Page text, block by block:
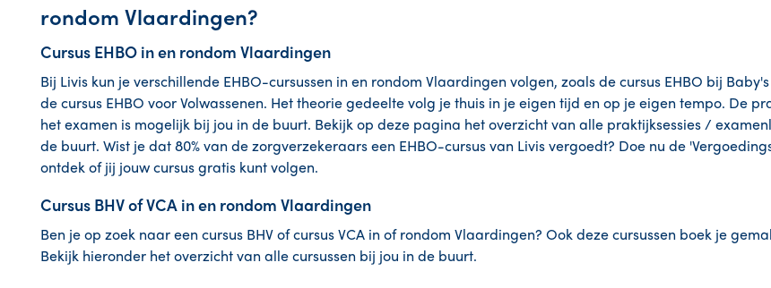
rondom Vlaardingen?
Cursus EHBO in en rondom Vlaardingen
Bij Livis kun je verschillende EHBO-cursussen in en rondom Vlaardingen volgen, zoals de cursus EHBO bij
de cursus EHBO voor Volwassenen. Het theorie gedeelte volg je thuis in je eigen tijd en op je eigen tempo. De
het examen is mogelijk bij jou in de buurt. Bekijk op deze pagina het overzicht van alle praktijksessies /
de buurt. Wist je dat 80% van de zorgverzekeraars een EHBO-cursus van Livis vergoedt? Doe nu de
ontdek of jij jouw cursus gratis kunt volgen.
Cursus BHV of VCA in en rondom Vlaardingen
Ben je op zoek naar een cursus BHV of cursus VCA in of rondom Vlaardingen? Ook deze cursussen boek je
Bekijk hieronder het overzicht van alle cursussen bij jou in de buurt.